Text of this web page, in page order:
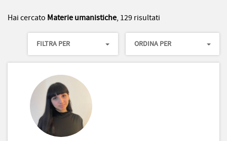
Hai cercato Materie umanistiche, 129 risultati
ORDINA PER
FILTRA PER